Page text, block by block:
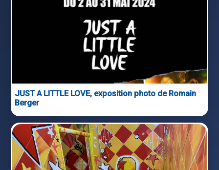
JUST A LITTLE LOVE, exposition photo de Romain
Berger